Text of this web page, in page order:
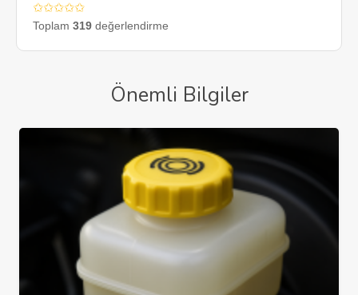
✩✩✩✩✩
Toplam 319 değerlendirme
Önemli Bilgiler